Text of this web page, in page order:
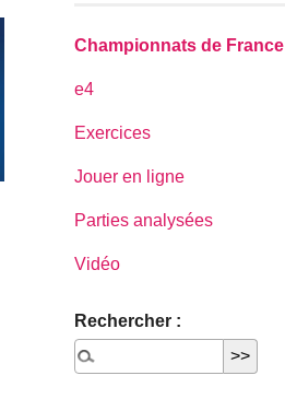
Championnats de France
e4
Exercices
Jouer en ligne
Parties analysées
Vidéo
Rechercher :